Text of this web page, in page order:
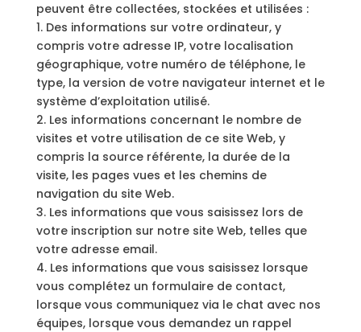
peuvent être collectées, stockées et utilisées :
1. Des informations sur votre ordinateur, y
compris votre adresse IP, votre localisation
géographique, votre numéro de téléphone, le
type, la version de votre navigateur internet et le
système d’exploitation utilisé.
2. Les informations concernant le nombre de
visites et votre utilisation de ce site Web, y
compris la source référente, la durée de la
visite, les pages vues et les chemins de
navigation du site Web.
3. Les informations que vous saisissez lors de
votre inscription sur notre site Web, telles que
votre adresse email.
4. Les informations que vous saisissez lorsque
vous complétez un formulaire de contact,
lorsque vous communiquez via le chat avec nos
équipes, lorsque vous demandez un rappel